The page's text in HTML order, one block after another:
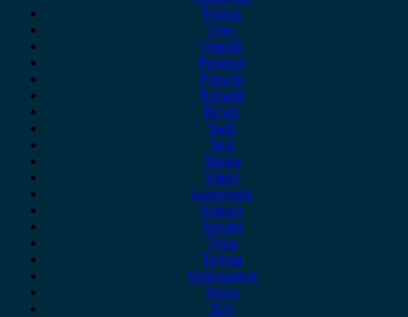
Nissan
Opel
Omoda
Peugeot
Porsche
Renault
Rover
Saab
Seat
Skoda
Smart
ssangyong
Subaru
Suzuki
Tesla
Toyota
Volkswagen
Volvo
Xev